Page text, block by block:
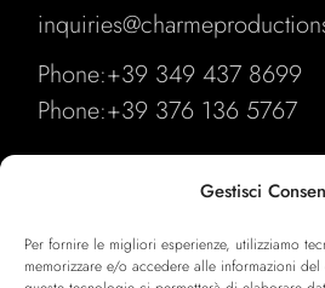
Gestisci
Per fornire le migliori esperienze, utilizziamo
memorizzare e/o accedere alle informazioni
Phone:+39 349 437 8699
Phone:+39 376 136 5767
Our Format